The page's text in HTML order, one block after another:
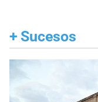
+ Sucesos